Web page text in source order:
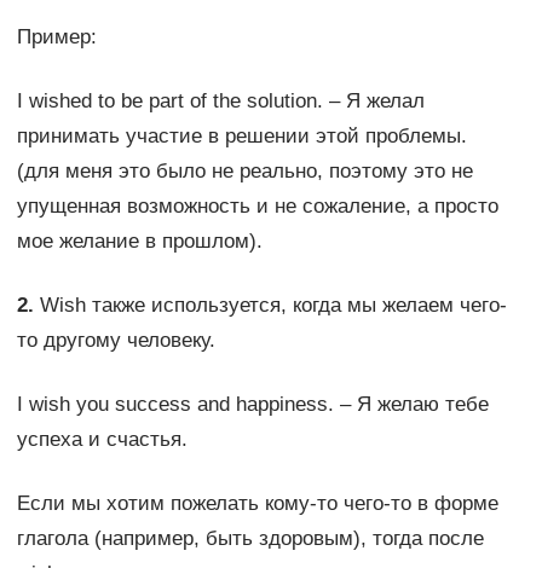
Пример:
I wished to be part of the solution. – Я желал
принимать участие в решении этой проблемы.
(для меня это было не реально, поэтому это не
упущенная возможность и не сожаление, а просто
мое желание в прошлом).
2. Wish также используется, когда мы желаем чего-
то другому человеку.
I wish you success and happiness. – Я желаю тебе
успеха и счастья.
Если мы хотим пожелать кому-то чего-то в форме
глагола (например, быть здоровым), тогда после